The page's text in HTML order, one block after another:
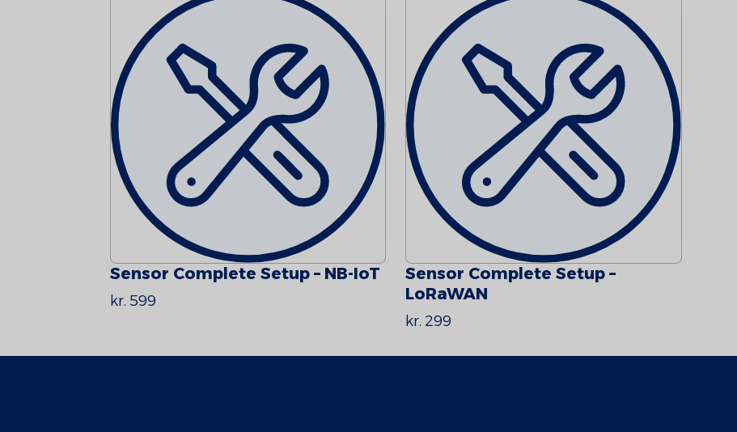
Sensor Complete Setup – NB-IoT
kr. 599
Sensor Complete Setup –
LoRaWAN
kr. 299